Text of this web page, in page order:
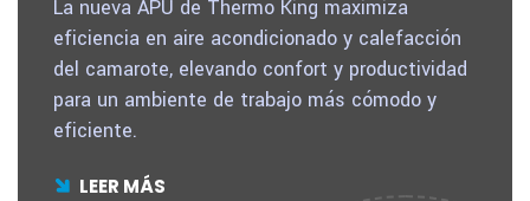
La nueva APU de Thermo King maximiza
eficiencia en aire acondicionado y calefacción
del camarote, elevando confort y productividad
para un ambiente de trabajo más cómodo y
eficiente.
LEER MÁS